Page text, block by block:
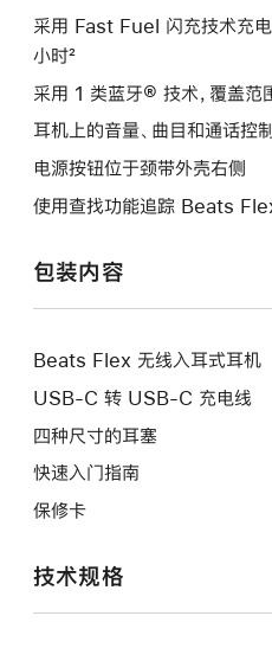
采用 Fast Fuel 闪充技术充
小时²
采用 1 类蓝牙® 技术，覆盖范
耳机上的音量、曲目和通话控
电源按钮位于颈带外壳右侧
使用查找功能追踪 Beats
包装内容
Beats Flex 无线入耳式耳机
USB-C 转 USB-C 充电线
四种尺寸的耳塞
快速入门指南
保修卡
技术规格